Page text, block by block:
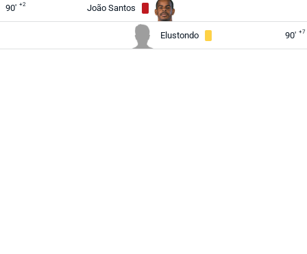
90' +2 João Santos
Elustondo 90' +7